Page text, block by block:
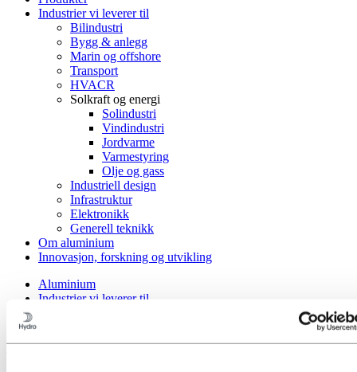
Industrier vi leverer til
Bilindustri
Bygg & anlegg
Marin og offshore
Transport
HVACR
Solkraft og energi
Solindustri
Vindindustri
Jordvarme
Varmestyring
Olje og gass
Industriell design
Infrastruktur
Elektronikk
Generell teknikk
Om aluminium
Innovasjon, forskning og utvikling
Aluminium
Industrier vi leverer til
Aluminiumløsninger som gir energi